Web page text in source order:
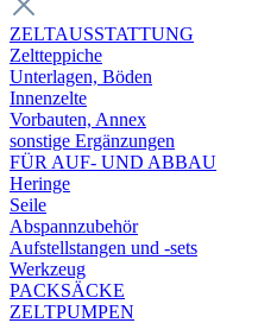
ZELTAUSSTATTUNG
Zeltteppiche
Unterlagen, Böden
Innenzelte
Vorbauten, Annex
sonstige Ergänzungen
FÜR AUF- UND ABBAU
Heringe
Seile
Abspannzubehör
Aufstellstangen und -sets
Werkzeug
PACKSÄCKE
ZELTPUMPEN